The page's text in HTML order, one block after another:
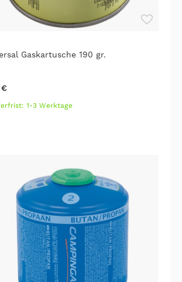
Gaskartusche 190 gr.
€
1-3 Werktage